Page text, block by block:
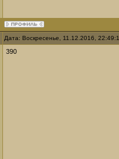
Дата: Воскресенье, 11.12.2016,
390